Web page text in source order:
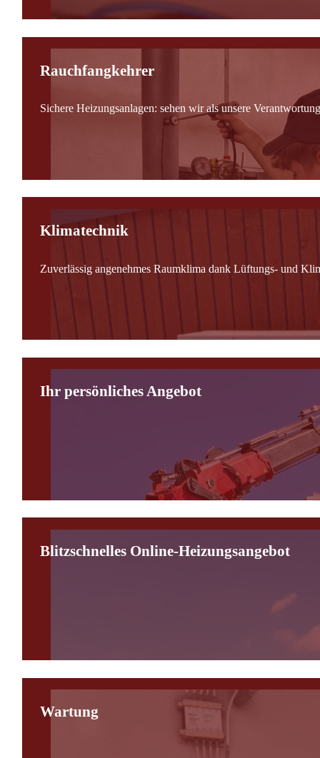
Rauchfangkehrer
Sichere Heizungsanlagen: sehen wir als unsere
Klimatechnik
Zuverlässig angenehmes Raumklima dank Lüftungs- und
Ihr persönliches Angebot
Blitzschnelles Online-Heizungsangebot
Wartung